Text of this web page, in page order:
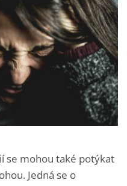
se mohou také potýkat
Jedná se o